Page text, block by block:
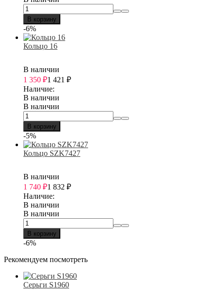
В корзину
-6%
Кольцо 16
В наличии
1 350 ₽1 421 ₽
Наличие:
В наличии
В наличии
В корзину
-5%
Кольцо SZK7427
В наличии
1 740 ₽1 832 ₽
Наличие:
В наличии
В наличии
В корзину
-6%
Рекомендуем посмотреть
Серьги S1960